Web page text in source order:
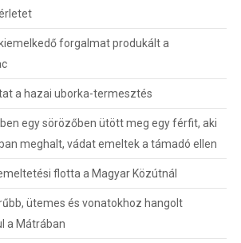
forgalmat produkált a
a hazai uborka-termesztés
egy sörözőben ütött meg egy férfit, aki
meghalt, vádat emeltek a támadó ellen
flotta a Magyar Közútnál
ütemes és vonatokhoz hangolt
a Mátrában